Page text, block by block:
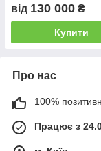
від 130 000 ₴
Купити
Про нас
100%
Працює з